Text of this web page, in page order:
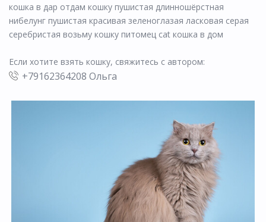
кошка в дар отдам кошку пушистая длинношёрстная
нибелунг пушистая красивая зеленоглазая ласковая серая
серебристая возьму кошку питомец cat кошка в дом
Если хотите взять кошку, свяжитесь с автором:
+79162364208 Ольга